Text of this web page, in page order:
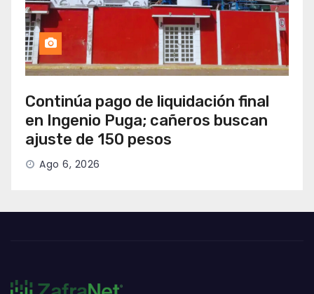
Continúa pago de liquidación final
en Ingenio Puga; cañeros buscan
ajuste de 150 pesos
Ago 6, 2026